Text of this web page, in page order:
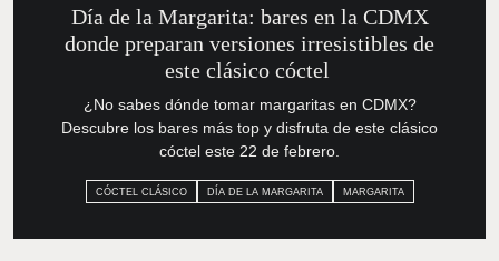
Día de la Margarita: bares en la
CDMX donde preparan versiones
irresistibles de este clásico cóctel
¿No sabes dónde tomar margaritas en CDMX? Descubre
los bares más top y disfruta de este clásico cóctel este 22
de febrero.
CÓCTEL CLÁSICO DÍA DE LA MARGARITA MARGARITA